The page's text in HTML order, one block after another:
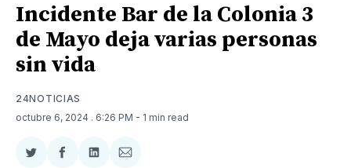
Incidente Bar de la Colonia 3
de Mayo deja varias personas
sin vida
24NOTICIAS
octubre 6, 2024 . 6:26 PM - 1 min read
CompartirCompartir
CompartirCompartir